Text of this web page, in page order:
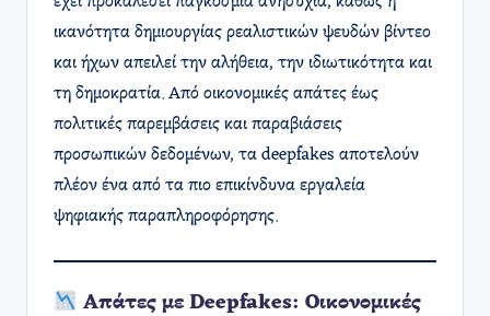
ικανότητα δημιουργίας ρεαλιστικών ψευδών βίντεο
και ήχων απειλεί την αλήθεια, την ιδιωτικότητα και
τη δημοκρατία. Από οικονομικές απάτες έως
πολιτικές παρεμβάσεις και παραβιάσεις
προσωπικών δεδομένων, τα deepfakes αποτελούν
πλέον ένα από τα πιο επικίνδυνα εργαλεία
ψηφιακής παραπληροφόρησης.
Απάτες με Deepfakes: Οικονομικές